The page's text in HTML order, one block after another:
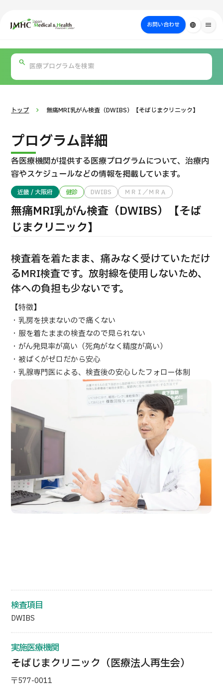
ジャパン・メディカル＆ヘルスツーリズムセンター（JMHC）
お問い合わせ language menu
日本の医療について
部位・疾病
で探す
検査・術式・
方法で探す
を探す
TOP
JMHCについて
日本の医療について
受診の流れ
治療方法で探す
美容医療を探す
コンテンツピックアップ
個人情報保護方針
ガイドラインポリシー
JTBのガバナンス
PICK UP PROGRAM
国際セカンドオピニオンパッケージ （湘南鎌倉総合病院）
治療 治療
2026.01.12
トップ 無痛MRI乳がん検査（DWIBS）【そばじまクリニック】
プログラム詳細
各医療機関が提供する医療プログラムについて、治療内
容やスケジュールなどの情報を掲載しています。
近畿 / 大阪府 健診 DWIBS ＭＲＩ／ＭＲＡ
無痛MRI乳がん検査（DWIBS）【そば
じまクリニック】
検査着を着たまま、痛みなく受けていただけ
るMRI検査です。放射線を使用しないため、
体への負担も少ないです。
【特徴】
・乳房を挟まないので痛くない
・服を着たままの検査なので見られない
・がん発見率が高い（死角がなく精度が高い）
・被ばくがゼロだから安心
・乳腺専門医による、検査後の安心したフォロー体制
検査項目
DWIBS
実施医療機関
そばじまクリニック（医療法人再生会）
〒577-0011